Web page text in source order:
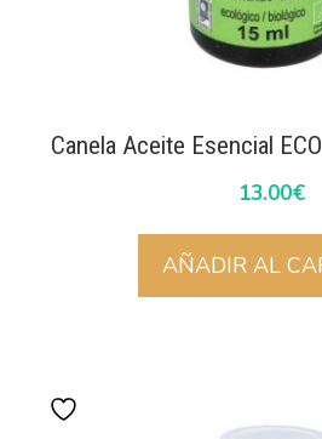
Canela Aceite Esencial
13.00€
AÑADIR AL